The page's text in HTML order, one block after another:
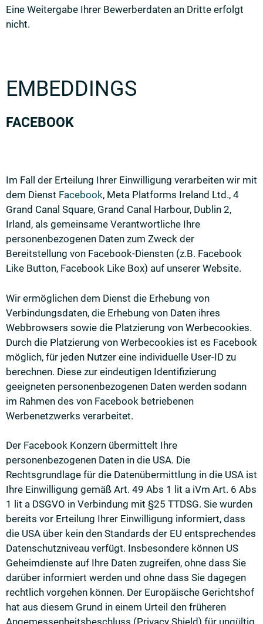
Eine Weitergabe Ihrer Bewerberdaten an Dritte erfolgt
nicht.
EMBEDDINGS
FACEBOOK
Im Fall der Erteilung Ihrer Einwilligung verarbeiten wir mit
dem Dienst Facebook, Meta Platforms Ireland Ltd., 4
Grand Canal Square, Grand Canal Harbour, Dublin 2,
Irland, als gemeinsame Verantwortliche Ihre
personenbezogenen Daten zum Zweck der
Bereitstellung von Facebook-Diensten (z.B. Facebook
Like Button, Facebook Like Box) auf unserer Website.
Wir ermöglichen dem Dienst die Erhebung von
Verbindungsdaten, die Erhebung von Daten ihres
Webbrowsers sowie die Platzierung von Werbecookies.
Durch die Platzierung von Werbecookies ist es Facebook
möglich, für jeden Nutzer eine individuelle User-ID zu
berechnen. Diese zur eindeutigen Identifizierung
geeigneten personenbezogenen Daten werden sodann
im Rahmen des von Facebook betriebenen
Werbenetzwerks verarbeitet.
Der Facebook Konzern übermittelt Ihre
personenbezogenen Daten in die USA. Die
Rechtsgrundlage für die Datenübermittlung in die USA ist
Ihre Einwilligung gemäß Art. 49 Abs 1 lit a iVm Art. 6 Abs
1 lit a DSGVO in Verbindung mit §25 TTDSG. Sie wurden
bereits vor Erteilung Ihrer Einwilligung informiert, dass
die USA über kein den Standards der EU entsprechendes
Datenschutzniveau verfügt. Insbesondere können US
Geheimdienste auf Ihre Daten zugreifen, ohne dass Sie
darüber informiert werden und ohne dass Sie dagegen
rechtlich vorgehen können. Der Europäische Gerichtshof
hat aus diesem Grund in einem Urteil den früheren